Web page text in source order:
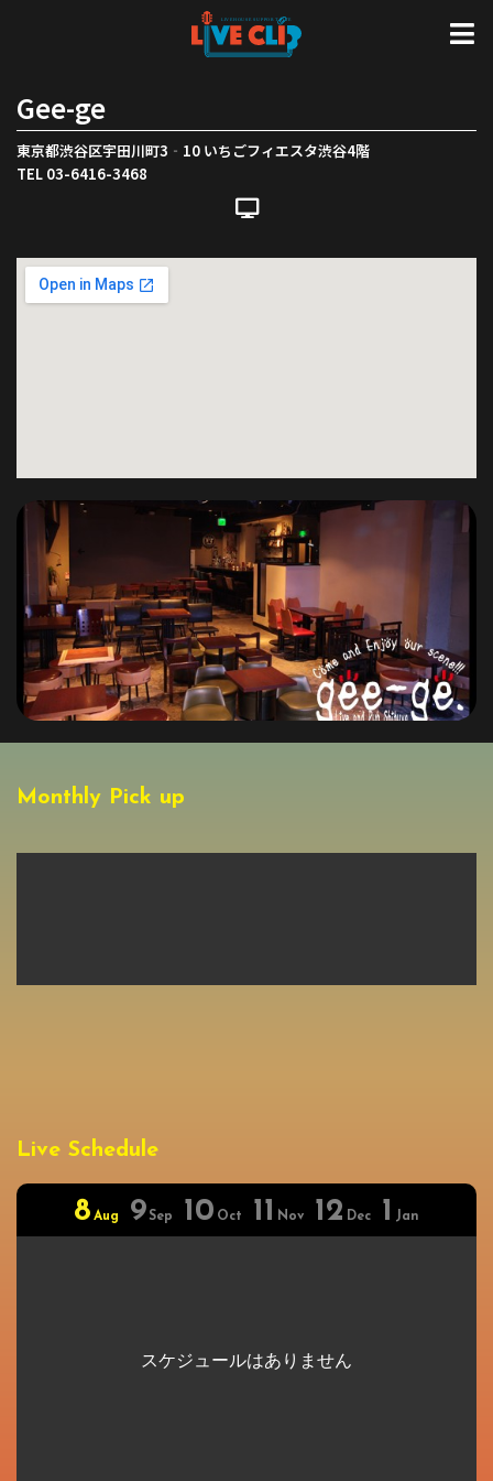
Gee-ge
東京都渋谷区宇田川町3‐10 いちごフィエスタ渋谷4階
TEL 03-6416-3468
Monthly Pick up
Live Schedule
8 Aug 9 Sep 10 Oct 11 Nov 12 Dec 1 Jan
スケジュールはありません